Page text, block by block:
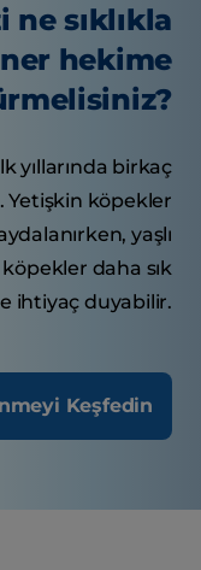
sıklıkla
hekime
yıllarında birkaç
Yetişkin köpekler
yaşlı
daha sık
ihtiyaç duyabilir.
Keşfedin